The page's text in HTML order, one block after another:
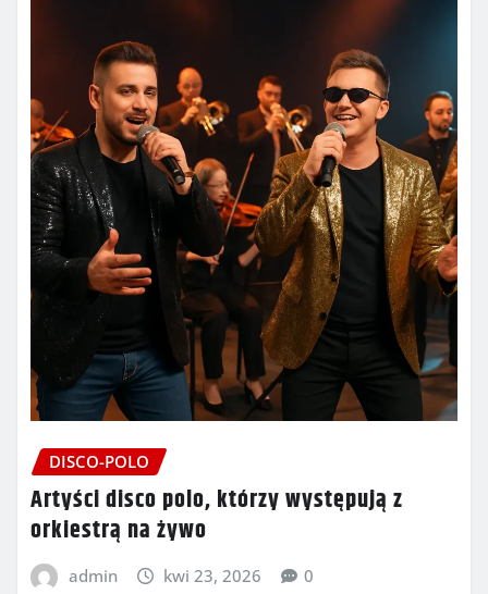
DISCO-POLO
Artyści disco polo, którzy występują z
orkiestrą na żywo
admin kwi 23, 2026 0